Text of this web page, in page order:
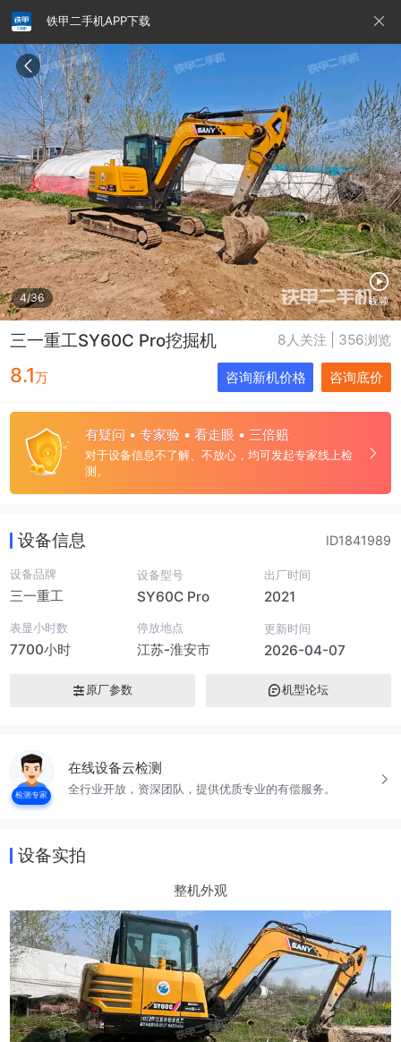
铁甲二手机APP下载
4/36 视频
三一重工SY60C Pro挖掘机 8人关注 | 356浏览
8.1万 咨询新机价格 咨询底价
有疑问 • 专家验 • 看走眼 • 三倍赔
对于设备信息不了解、不放心，均可发起专家线上检
测。
请输入手机号
提
交
即
表
示
您
同
意
《隐
私
政
策》
设备信息 ID1841989
设备品牌
三一重工
设备型号
SY60C Pro
出厂时间
2021
表显小时数
7700小时
停放地点
江苏-淮安市
更新时间
2026-04-07
原厂参数 机型论坛
检测专家
在线设备云检测
全行业开放，资深团队，提供优质专业的有偿服务。
设备实拍
整机外观
铁甲龙总部 4000099032 认证经纪人